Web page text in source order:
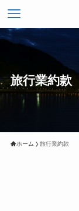
旅行業約款
ホーム 旅行業約款